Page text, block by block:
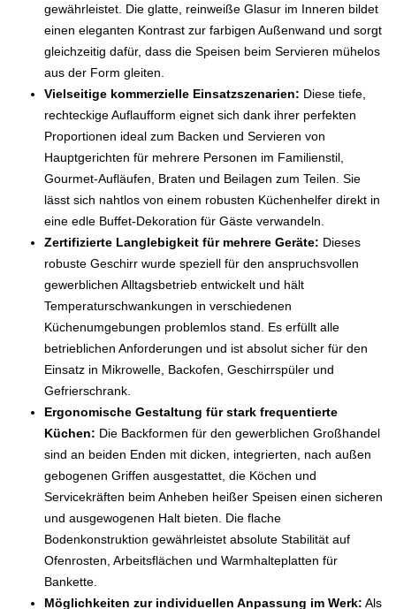
gewährleistet. Die glatte, reinweiße Glasur im Inneren bildet
einen eleganten Kontrast zur farbigen Außenwand und sorgt
gleichzeitig dafür, dass die Speisen beim Servieren mühelos
aus der Form gleiten.
Vielseitige kommerzielle Einsatzszenarien: Diese tiefe,
rechteckige Auflaufform eignet sich dank ihrer perfekten
Proportionen ideal zum Backen und Servieren von
Hauptgerichten für mehrere Personen im Familienstil,
Gourmet-Aufläufen, Braten und Beilagen zum Teilen. Sie
lässt sich nahtlos von einem robusten Küchenhelfer direkt in
eine edle Buffet-Dekoration für Gäste verwandeln.
Zertifizierte Langlebigkeit für mehrere Geräte: Dieses
robuste Geschirr wurde speziell für den anspruchsvollen
gewerblichen Alltagsbetrieb entwickelt und hält
Temperaturschwankungen in verschiedenen
Küchenumgebungen problemlos stand. Es erfüllt alle
betrieblichen Anforderungen und ist absolut sicher für den
Einsatz in Mikrowelle, Backofen, Geschirrspüler und
Gefrierschrank.
Ergonomische Gestaltung für stark frequentierte
Küchen: Die Backformen für den gewerblichen Großhandel
sind an beiden Enden mit dicken, integrierten, nach außen
gebogenen Griffen ausgestattet, die Köchen und
Servicekräften beim Anheben heißer Speisen einen sicheren
und ausgewogenen Halt bieten. Die flache
Bodenkonstruktion gewährleistet absolute Stabilität auf
Ofenrosten, Arbeitsflächen und Warmhalteplatten für
Bankette.
Möglichkeiten zur individuellen Anpassung im Werk: Als